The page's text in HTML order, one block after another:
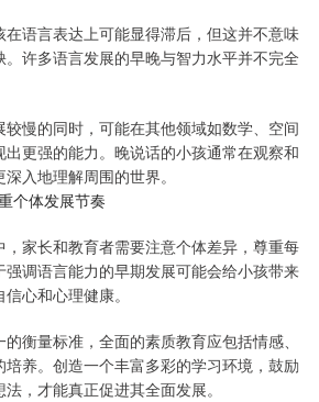
语言表达上可能显得滞后，但这并不意味
许多语言发展的早晚与智力水平并不完全
慢的同时，可能在其他领域如数学、空间
更强的能力。晚说话的小孩通常在观察和
入地理解周围的世界。
个体发展节奏
家长和教育者需要注意个体差异，尊重每
调语言能力的早期发展可能会给小孩带来
心和心理健康。
衡量标准，全面的素质教育应包括情感、
养。创造一个丰富多彩的学习环境，鼓励
，才能真正促进其全面发展。